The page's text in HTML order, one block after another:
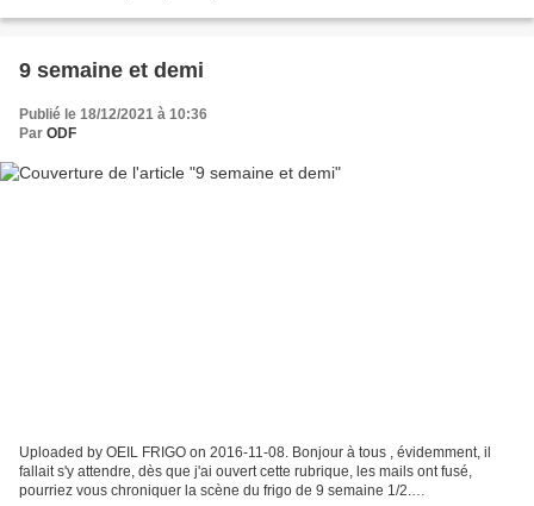
9 semaine et demi
Publié le 18/12/2021 à 10:36
Par ODF
Uploaded by OEIL FRIGO on 2016-11-08. Bonjour à tous , évidemment, il
fallait s'y attendre, dès que j'ai ouvert cette rubrique, les mails ont fusé,
pourriez vous chroniquer la scène du frigo de 9 semaine 1/2.